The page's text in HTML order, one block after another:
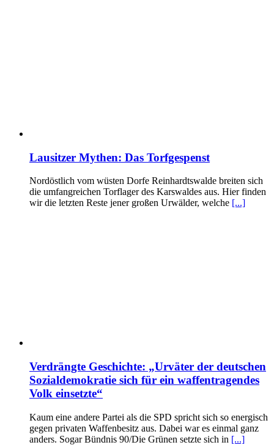
Lausitzer Mythen: Das Torfgespenst
Nordöstlich vom wüsten Dorfe Reinhardtswalde breiten sich
die umfangreichen Torflager des Karswaldes aus. Hier finden
wir die letzten Reste jener großen Urwälder, welche [...]
Verdrängte Geschichte: „Urväter der deutschen
Sozialdemokratie sich für ein waffentragendes
Volk einsetzte“
Kaum eine andere Partei als die SPD spricht sich so energisch
gegen privaten Waffenbesitz aus. Dabei war es einmal ganz
anders. Sogar Bündnis 90/Die Grünen setzte sich in [...]